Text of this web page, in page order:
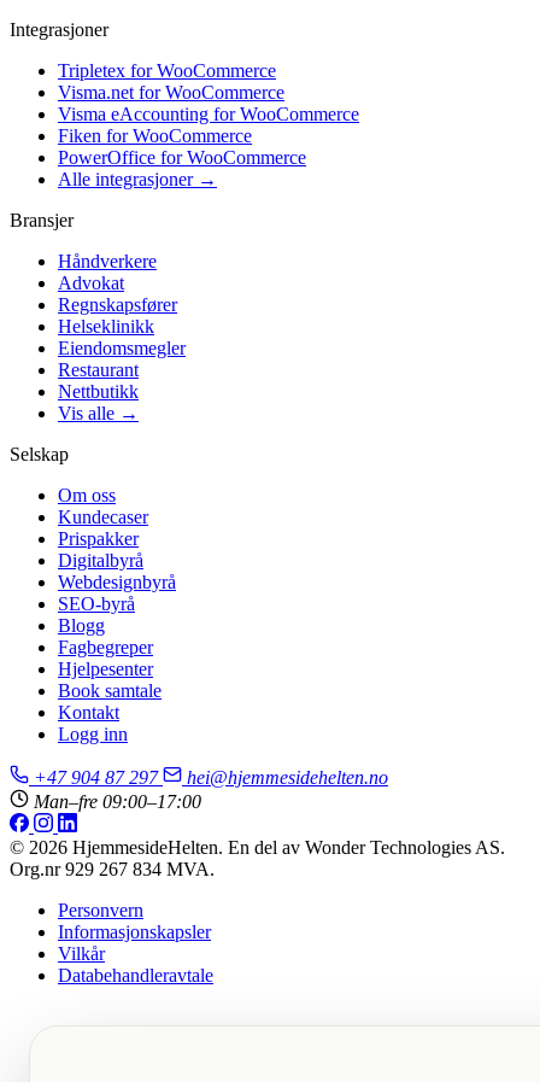
Integrasjoner
Tripletex for WooCommerce
Visma.net for WooCommerce
Visma eAccounting for WooCommerce
Fiken for WooCommerce
PowerOffice for WooCommerce
Alle integrasjoner →
Bransjer
Håndverkere
Advokat
Regnskapsfører
Helseklinikk
Eiendomsmegler
Restaurant
Nettbutikk
Vis alle →
Selskap
Om oss
Kundecaser
Prispakker
Digitalbyrå
Webdesignbyrå
SEO-byrå
Blogg
Fagbegreper
Hjelpesenter
Book samtale
Kontakt
Logg inn
+47 904 87 297
hei@hjemmesidehelten.no
Man–fre 09:00–17:00
© 2026 HjemmesideHelten. En del av Wonder Technologies AS.
Org.nr 929 267 834 MVA.
Personvern
Informasjonskapsler
Vilkår
Databehandleravtale